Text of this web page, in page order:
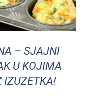
– SJAJNI
U KOJIMA
IZUZETKA!